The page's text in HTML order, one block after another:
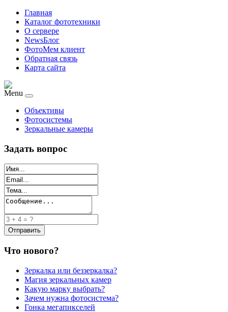
Главная
Каталог фототехники
О сервере
NewsБлог
ФотоМем клиент
Обратная связь
Карта сайта
Menu
Объективы
Фотосистемы
Зеркальные камеры
Задать вопрос
Что нового?
Зеркалка или беззеркалка?
Магия зеркальных камер
Какую марку выбрать?
Зачем нужна фотосистема?
Гонка мегапикселей